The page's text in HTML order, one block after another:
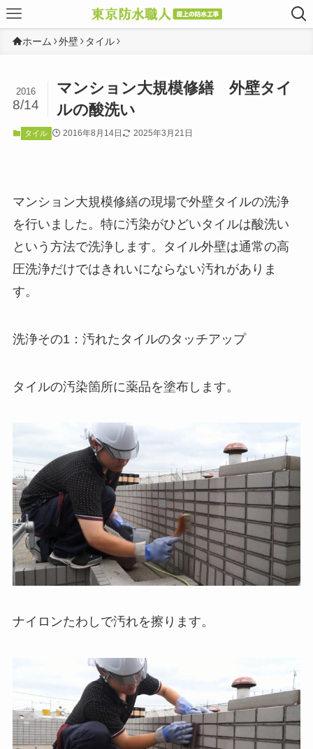
ホーム 外壁 タイル
マンション大規模修繕 外壁タイ
ルの酸洗い
2016
8/14
タイル 2016年8月14日 2025年3月21日
マンション大規模修繕の現場で外壁タイルの洗浄
を行いました。特に汚染がひどいタイルは酸洗い
という方法で洗浄します。タイル外壁は通常の高
圧洗浄だけではきれいにならない汚れがありま
す。
洗浄その1：汚れたタイルのタッチアップ
タイルの汚染箇所に薬品を塗布します。
ナイロンたわしで汚れを擦ります。